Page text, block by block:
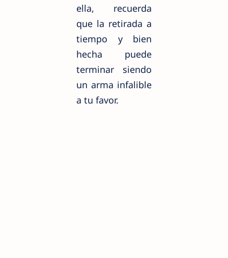
ella, recuerda
que la retirada a
tiempo y bien
hecha puede
terminar siendo
un arma infalible
a tu favor.